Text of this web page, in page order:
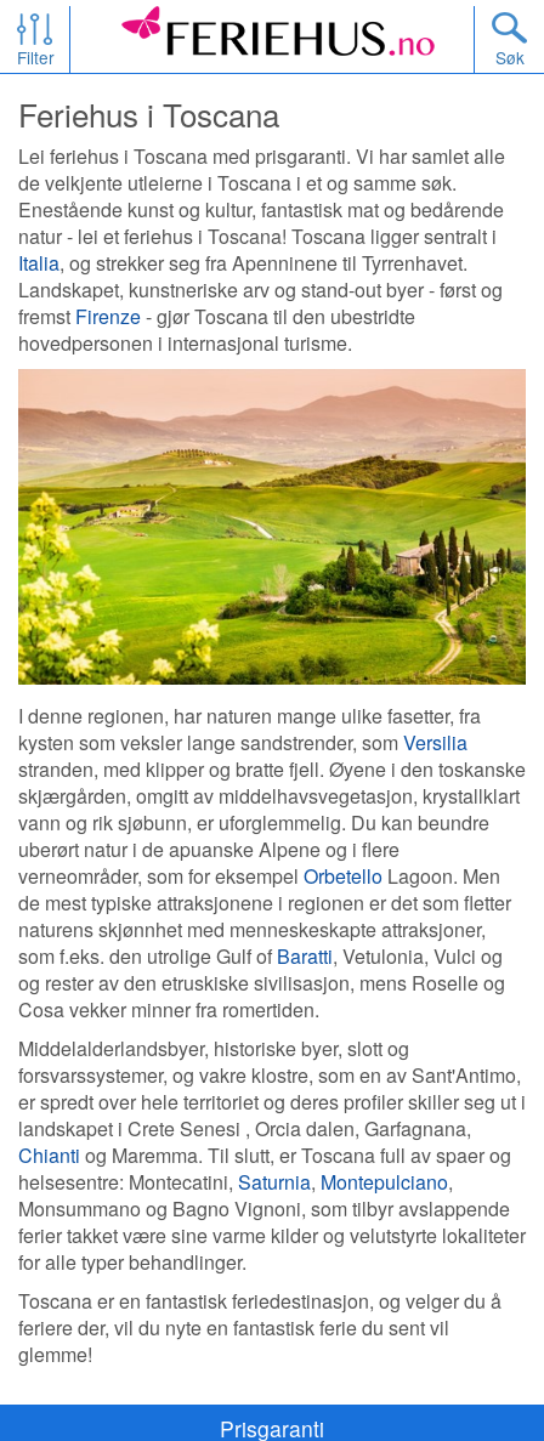
Filter Søk
Feriehus i Toscana
Lei feriehus i Toscana med prisgaranti. Vi har samlet alle
de velkjente utleierne i Toscana i et og samme søk.
Enestående kunst og kultur, fantastisk mat og bedårende
natur - lei et feriehus i Toscana! Toscana ligger sentralt i
Italia, og strekker seg fra Apenninene til Tyrrenhavet.
Landskapet, kunstneriske arv og stand-out byer - først og
fremst Firenze- gjør Toscana til den ubestridte
hovedpersonen i internasjonal turisme.
I denne regionen, har naturen mange ulike fasetter, fra
kysten som veksler lange sandstrender, somVersilia
stranden, med klipper og bratte fjell. Øyene i den toskanske
skjærgården, omgitt av middelhavsvegetasjon, krystallklart
vann og rik sjøbunn, er uforglemmelig. Du kan beundre
uberørt natur i de apuanske Alpene og i flere
verneområder, som for eksempel Orbetello Lagoon. Men
de mest typiske attraksjonene i regionen er det som fletter
naturens skjønnhet med menneskeskapte attraksjoner,
som f.eks. den utrolige Gulf of Baratti, Vetulonia, Vulci og
og rester av den etruskiske sivilisasjon, mens Roselle og
Cosa vekker minner fra romertiden.
Middelalderlandsbyer, historiske byer, slott og
forsvarssystemer, og vakre klostre, som en av Sant'Antimo,
er spredt over hele territoriet og deres profiler skiller seg ut i
landskapet i Crete Senesi , Orcia dalen, Garfagnana,
Chianti og Maremma. Til slutt, er Toscana full av spaer og
helsesentre: Montecatini, Saturnia, Montepulciano,
Monsummano og Bagno Vignoni, som tilbyr avslappende
ferier takket være sine varme kilder og velutstyrte lokaliteter
for alle typer behandlinger.
Toscana er en fantastisk feriedestinasjon, og velger du å
feriere der, vil du nyte en fantastisk ferie du sent vil
glemme!
Prisgaranti